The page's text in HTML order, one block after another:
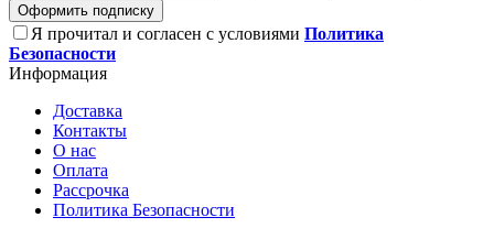
Оформить подписку
Я прочитал и согласен с условиями Политика
Безопасности
Информация
Доставка
Контакты
О нас
Оплата
Рассрочка
Политика Безопасности